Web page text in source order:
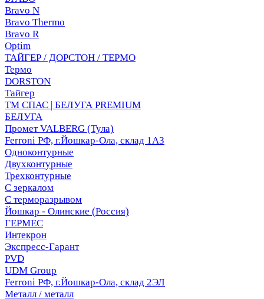
VILLA KANTRI | Вилла кантри
Bravo N
Bravo Thermo
Bravo R
Optim
ТАЙГЕР / ДОРСТОН / ТЕРМО
Термо
DORSTON
Тайгер
ТМ СПАС | БЕЛУГА PREMIUM
БЕЛУГА
Промет VALBERG (Тула)
Ferroni РФ, г.Йошкар-Ола, склад 1АЗ
Одноконтурные
Двухконтурные
Трехконтурные
С зеркалом
С терморазрывом
Йошкар - Олинские (Россия)
ГЕРМЕС
Интекрон
Экспресс-Гарант
PVD
UDM Group
Ferroni РФ, г.Йошкар-Ола, склад 2ЭЛ
Металл / металл